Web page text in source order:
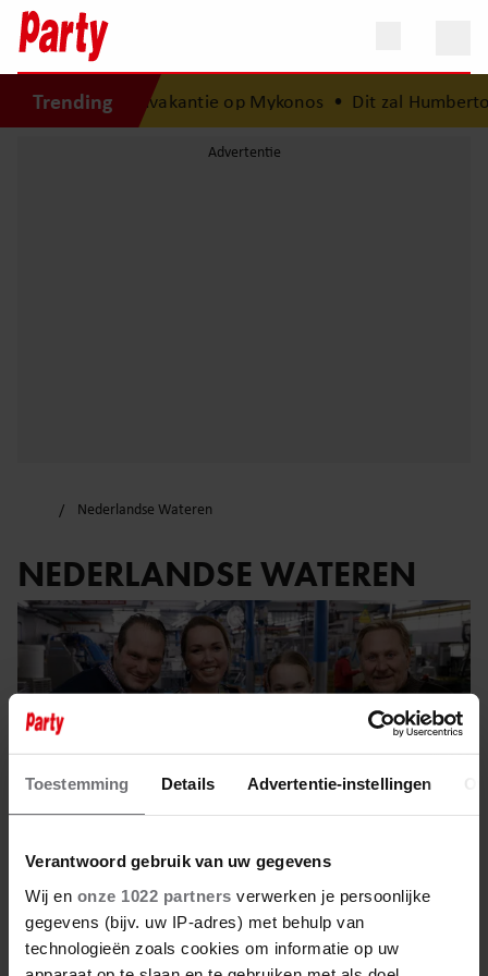
Toestemming Details Advertentie-instellingen
Verantwoord gebruik van uw gegevens
Wij en onze 1022 partners verwerken je persoonlijke
gegevens (bijv. uw IP-adres) met behulp van
technologieën zoals cookies om informatie op uw
Trending
na van droomvakantie op Mykonos•Dit zal Humberto
Nederlandse Wateren
NEDERLANDSE WATEREN
27 januari 2025